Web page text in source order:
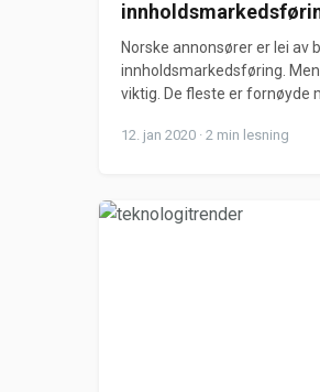
Norske annonsører er lei av
innholdsmarkedsføring.
viktig. De fleste er fornøyde
12. jan 2020 · 2 min lesning